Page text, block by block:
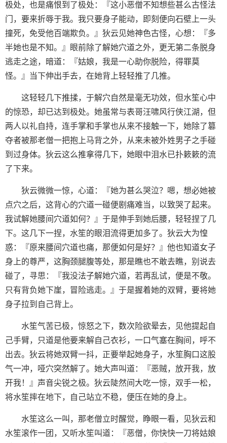
极处，也是痛恨到了极处：『这小恶僧不知想些甚么古怪法
门，要来折辱于我。我只要身子能动，即刻便向石壁上一头
撞死，免受他百端欺负。』狄云见她神色古怪，心想：『多
半她也是不知。』眼前除了解她穴道之外，更无第二条脱身
逃走之途，暗道：『姑娘，我是一心助你脱险，得罪莫
怪。』当下伸出手去，在她背上轻轻推了几推。
这轻轻几下推揉，于解穴自然是毫无功效，但水笙心中
的惊恐，却已达到极处。她虽常与表哥汪啸风行侠江湖，但
两人以礼自持，连手掌和手掌也从来不接触一下，她除了篡
夺者被那老僧一把抱上马背之外，从来未被外姓男子之手碰
到过身体。狄云这么推拿得几下，她眼中泪水已扑簌簌的流
了下来。
狄云微微一惊，心道：『她为甚么哭泣？嗯，想必她被
点穴之后，这背心的穴道一碰便剧痛难当，以致哭了起来。
我试解她腰间穴道如何？』于是伸手到她后腰，轻轻捏了几
下。这几下一捏，水笙的眼泪流得更加多了。狄云大为惶
惑：『原来腰间穴道也痛，那便如何是好？』他也知道女子
身上的尊严，这胸颈腿腹等处，那是瞧也不敢去瞧，别说去
碰了，寻思：『我没法子解她穴道，若再乱试，便是不敬。
只有背负她下崖，冒险逃走。』于是握着她的双臂，要将她
身子拉到自己背上。
水笙气苦已极，惊怒之下，数次险欲晕去，见他提起自
己手臂，只道是他要来解自己衣衫，一口气塞在胸间，呼不
出去。狄云将她双臂一抖，正要举起她身子，水笙胸口这股
气一冲，哑穴突然解了。她大声叫道：『恶贼，放开我，放
开我！』声音尖锐之极。狄云陡然间大吃一惊，双手一松，
将水笙摔在地下，自己站立不稳，便压在她的身上。
水笙这么一叫，那老僧立时醒觉，睁眼一看，见狄云和
水笙滚作一团，又听水笙叫道：『恶僧，你快快一刀将姑娘